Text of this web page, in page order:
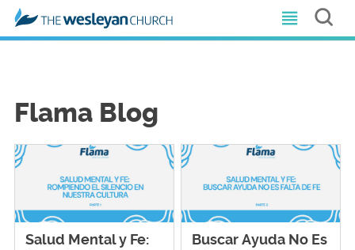
Flama Blog
Salud Mental y Fe:
Buscar Ayuda No Es